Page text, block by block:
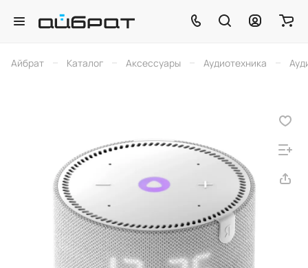
Айбрат – Каталог – Аксессуары – Аудиотехника –